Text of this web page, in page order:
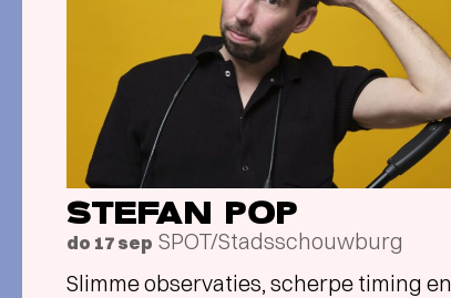
STEFAN POP
do 17 sep SPOT/Stadsschouwburg
Slimme observaties, scherpe timing en